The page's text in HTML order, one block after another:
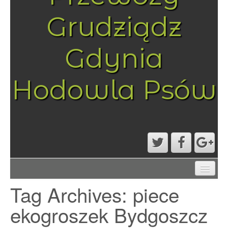
Grudziądz
Gdynia
Hodowla Psów
PRZYKŁADOWA STRONA
STRONA GŁÓWNA
Tag Archives: piece
ekogroszek Bydgoszcz